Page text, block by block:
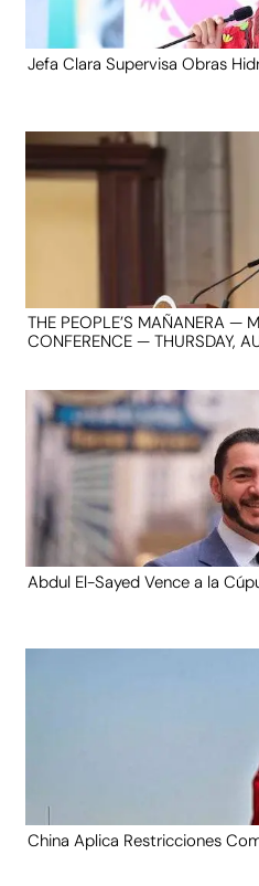
Jefa Clara Supervisa Obras
THE PEOPLE’S MAÑANERA —
CONFERENCE — THURSDAY,
Abdul El-Sayed Vence a la
China Aplica Restricciones